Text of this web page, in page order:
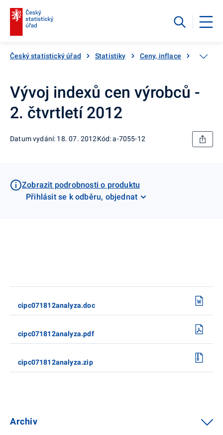
Český statistický úřad Statistiky Ceny, inflace Ceny
Vývoj indexů cen výrobců -
2. čtvrtletí 2012
Datum vydání: 18. 07. 2012Kód: a-7055-12
Zobrazit podrobnosti o produktu
Přihlásit se k odběru, objednat
cipc071812analyza.doc
cipc071812analyza.pdf
cipc071812analyza.zip
Archiv